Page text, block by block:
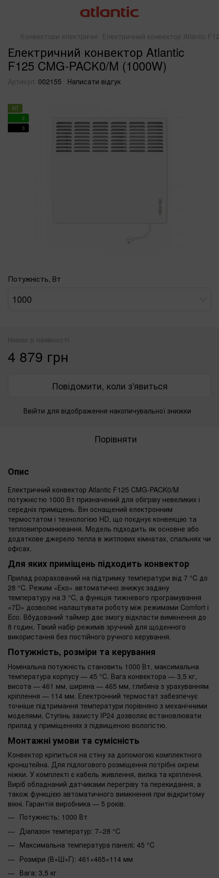
Конвектори електричні Електричний конвектор Atlantic
Електричний конвектор Atlantic
F125 CMG-PACK0/M (1000W)
Артикул: 002155 Написати відгук
ХІТ
2
3
Потужність, Вт
1000
Немає в наявності
4 879 грн
Повідомити, коли з'явиться
Ввійти для відображення накопичувальної знижки
Порівняти
Опис
Електричний конвектор Atlantic F125 CMG-PACK0/M
потужністю 1000 Вт призначений для обігріву невеликих і
середніх приміщень. Він оснащений електронним
термостатом і технологією HD, що поєднує конвекцію та
тепловипромінювання. Модель підходить як основне або
додаткове джерело тепла в житлових кімнатах, спальнях чи
офісах.
Для яких приміщень підходить конвектор
Прилад розрахований на підтримку температури від 7 °C до
28 °C. Режим «Еко» автоматично знижує задану
температуру на 3 °C, а функція тижневого програмування
«7D» дозволяє налаштувати роботу між режимами Comfort і
Eco. Вбудований таймер дає змогу відкласти вимкнення до
8 годин. Такий набір режимів зручний для щоденного
використання без постійного ручного керування.
Потужність, розміри та керування
Номінальна потужність становить 1000 Вт, максимальна
температура корпусу — 45 °C. Вага конвектора — 3,5 кг,
висота — 461 мм, ширина — 465 мм, глибина з урахуванням
кріплення — 114 мм. Електронний термостат забезпечує
точніше підтримання температури порівняно з механічними
моделями. Ступінь захисту IP24 дозволяє встановлювати
прилад у приміщеннях з підвищеною вологістю.
Монтажні умови та сумісність
Конвектор кріпиться на стіну за допомогою комплектного
кронштейна. Для підлогового розміщення потрібні окремі
ніжки. У комплекті є кабель живлення, вилка та кріплення.
Виріб обладнаний датчиками перегріву та перекидання, а
також функцією автоматичного вимкнення при відкритому
вікні. Гарантія виробника — 5 років.
Потужність: 1000 Вт
Діапазон температур: 7–28 °C
Максимальна температура панелі: 45 °C
Розміри (В×Ш×Г): 461×465×114 мм
Вага: 3,5 кг